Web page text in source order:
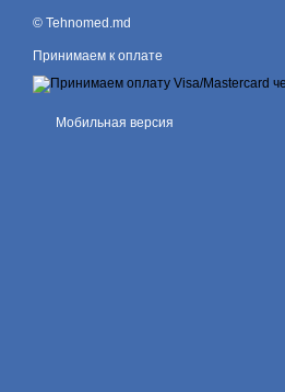
© Tehnomed.md
Принимаем к оплате
Мобильная версия